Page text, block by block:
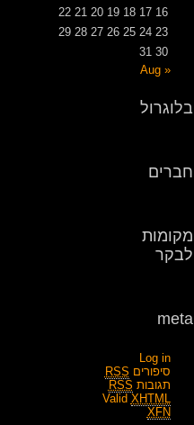
16
17
18
19
20
21
22
23
24
25
26
27
28
29
30
31
« Aug
בלוגרול
חברים
מקומות
לבקר
meta
Log in
סיפורים RSS
תגובות RSS
Valid XHTML
XFN